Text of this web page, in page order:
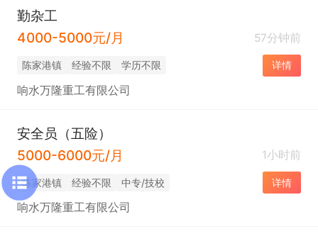
勤杂工
4000-5000元/月
57分钟前
陈家港镇 经验不限 学历不限 详情
响水万隆重工有限公司
安全员（五险）
5000-6000元/月
1小时前
陈家港镇 经验不限 中专/技校 详情
响水万隆重工有限公司